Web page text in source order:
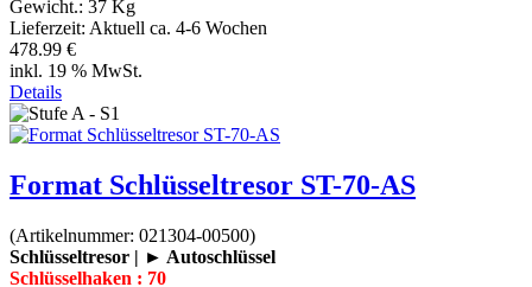
Gewicht.: 37 Kg
Lieferzeit: Aktuell ca. 4-6 Wochen
478.99 €
inkl. 19 % MwSt.
Details
Format Schlüsseltresor ST-70-AS
(Artikelnummer: 021304-00500)
Schlüsseltresor | ► Autoschlüssel
Schlüsselhaken : 70